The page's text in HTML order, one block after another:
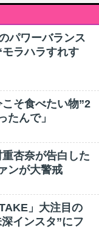
パワーバランス
ラハラすれす
そ食べたい物”2
たんで」
杏奈が告白した
ンが大警戒
」大注目の
インスタ”にフ